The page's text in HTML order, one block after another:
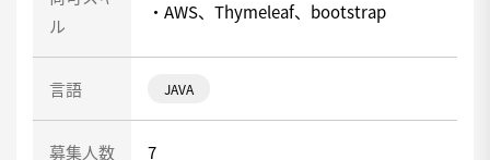
ル
・AWS、Thymeleaf、bootstrap
言語 JAVA
募集人数 7